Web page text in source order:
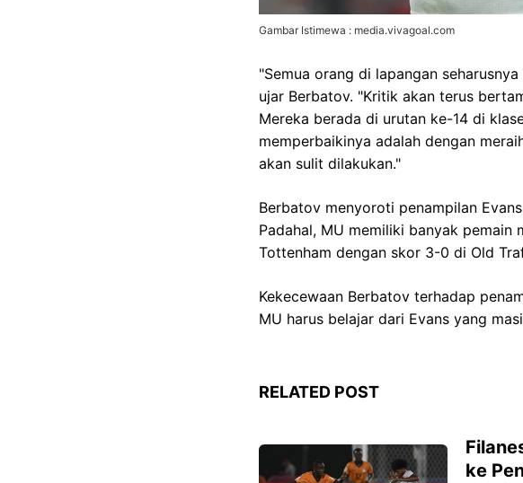
Gambar Istimewa : media.vivagoal.com
"Semua orang di lapangan
ujar Berbatov. "Kritik akan terus
Mereka berada di urutan ke-14 di
memperbaikinya adalah dengan
akan sulit dilakukan."
Berbatov menyoroti penampilan
Padahal, MU memiliki banyak pemain
Tottenham dengan skor 3-0 di Old
Kekecewaan Berbatov terhadap
MU harus belajar dari Evans yang
RELATED POST
ke